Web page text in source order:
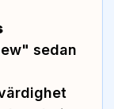
sedan